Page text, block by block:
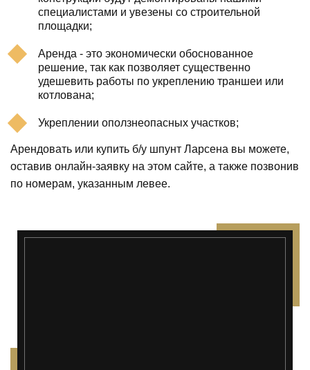
специалистами и увезены со строительной
площадки;
Аренда - это экономически обоснованное
решение, так как позволяет существенно
удешевить работы по укреплению траншеи или
котлована;
Укреплении оползнеопасных участков;
Арендовать или купить б/у шпунт Ларсена вы можете,
оставив онлайн-заявку на этом сайте, а также позвонив
по номерам, указанным левее.